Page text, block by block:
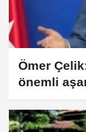
Ömer
önemli